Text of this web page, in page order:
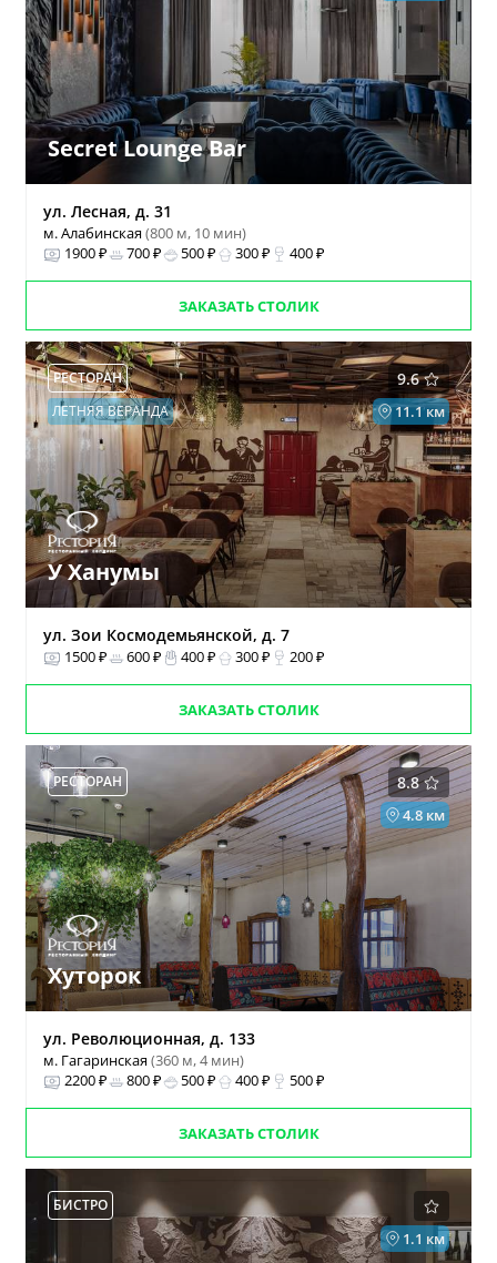
Secret Lounge Bar
ул. Лесная, д. 31
м. Алабинская(800 м, 10 мин)
1900 ₽
700 ₽ 500 ₽ 300 ₽ 400 ₽
ЗАКАЗАТЬ СТОЛИК
9.6
РЕСТОРАН
11.1 км
ЛЕТНЯЯ ВЕРАНДА
У Ханумы
ул. Зои Космодемьянской, д. 7
1500 ₽ 600 ₽ 400 ₽ 300 ₽ 200 ₽
ЗАКАЗАТЬ СТОЛИК
8.8
РЕСТОРАН
4.8 км
Хуторок
ул. Революционная, д. 133
м. Гагаринская(360 м, 4 мин)
2200 ₽
800 ₽ 500 ₽ 400 ₽ 500 ₽
ЗАКАЗАТЬ СТОЛИК
БИСТРО
1.1 км